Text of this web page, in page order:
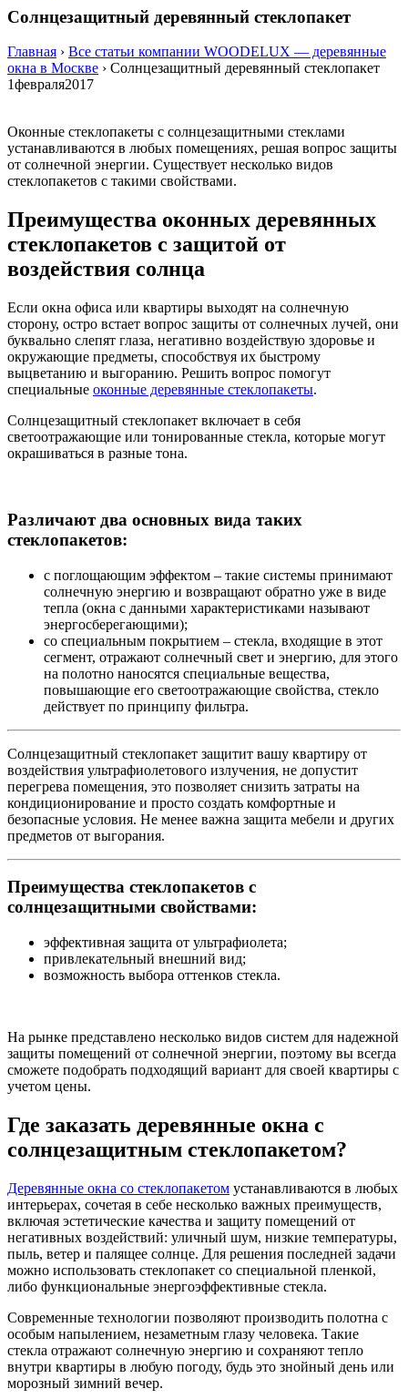
Солнцезащитный деревянный стеклопакет
Главная › Все статьи компании WOODELUX — деревянные
окна в Москве › Солнцезащитный деревянный стеклопакет
1февраля2017
Оконные стеклопакеты с солнцезащитными стеклами
устанавливаются в любых помещениях, решая вопрос защиты
от солнечной энергии. Существует несколько видов
стеклопакетов с такими свойствами.
Преимущества оконных деревянных
стеклопакетов с защитой от
воздействия солнца
Если окна офиса или квартиры выходят на солнечную
сторону, остро встает вопрос защиты от солнечных лучей, они
буквально слепят глаза, негативно воздействую здоровье и
окружающие предметы, способствуя их быстрому
выцветанию и выгоранию. Решить вопрос помогут
специальные оконные деревянные стеклопакеты.
Солнцезащитный стеклопакет включает в себя
светоотражающие или тонированные стекла, которые могут
окрашиваться в разные тона.
Различают два основных вида таких
стеклопакетов:
с поглощающим эффектом – такие системы принимают
солнечную энергию и возвращают обратно уже в виде
тепла (окна с данными характеристиками называют
энергосберегающими);
со специальным покрытием – стекла, входящие в этот
сегмент, отражают солнечный свет и энергию, для этого
на полотно наносятся специальные вещества,
повышающие его светоотражающие свойства, стекло
действует по принципу фильтра.
Солнцезащитный стеклопакет защитит вашу квартиру от
воздействия ультрафиолетового излучения, не допустит
перегрева помещения, это позволяет снизить затраты на
кондиционирование и просто создать комфортные и
безопасные условия. Не менее важна защита мебели и других
предметов от выгорания.
Преимущества стеклопакетов с
солнцезащитными свойствами:
эффективная защита от ультрафиолета;
привлекательный внешний вид;
возможность выбора оттенков стекла.
На рынке представлено несколько видов систем для надежной
защиты помещений от солнечной энергии, поэтому вы всегда
сможете подобрать подходящий вариант для своей квартиры с
учетом цены.
Где заказать деревянные окна с
солнцезащитным стеклопакетом?
Деревянные окна со стеклопакетом устанавливаются в любых
интерьерах, сочетая в себе несколько важных преимуществ,
включая эстетические качества и защиту помещений от
негативных воздействий: уличный шум, низкие температуры,
пыль, ветер и палящее солнце. Для решения последней задачи
можно использовать стеклопакет со специальной пленкой,
либо функциональные энергоэффективные стекла.
Современные технологии позволяют производить полотна с
особым напылением, незаметным глазу человека. Такие
стекла отражают солнечную энергию и сохраняют тепло
внутри квартиры в любую погоду, будь это знойный день или
морозный зимний вечер.